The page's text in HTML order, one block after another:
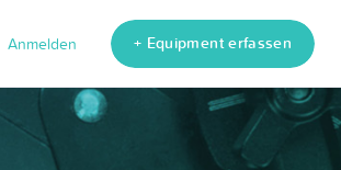
Anmelden + Equipment erfassen